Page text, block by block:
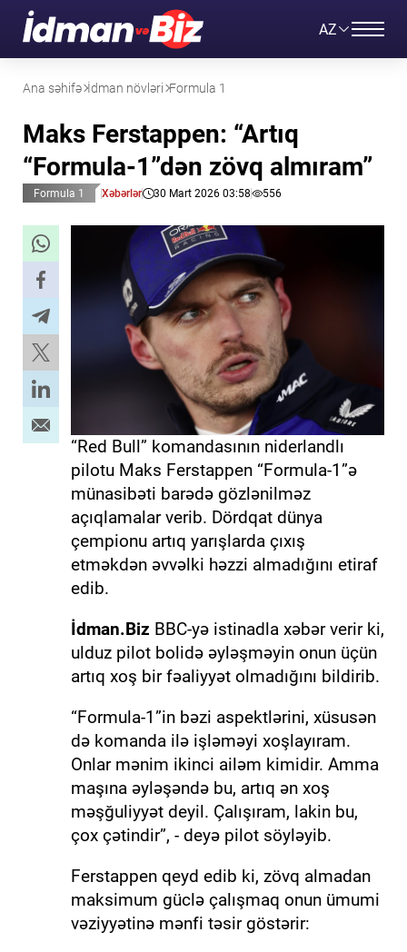
AZ
Ana səhifə İdman növləri Formula 1
Maks Ferstappen: “Artıq
“Formula-1”dən zövq almıram”
Formula 1 Xəbərlər 30 Mart 2026 03:58 556
“Red Bull” komandasının niderlandlı
pilotu Maks Ferstappen “Formula-1”ə
münasibəti barədə gözlənilməz
açıqlamalar verib. Dördqat dünya
çempionu artıq yarışlarda çıxış
etməkdən əvvəlki həzzi almadığını etiraf
edib.
İdman.Biz BBC-yə istinadla xəbər verir ki,
ulduz pilot bolidə əyləşməyin onun üçün
artıq xoş bir fəaliyyət olmadığını bildirib.
“Formula-1”in bəzi aspektlərini, xüsusən
də komanda ilə işləməyi xoşlayıram.
Onlar mənim ikinci ailəm kimidir. Amma
maşına əyləşəndə bu, artıq ən xoş
məşğuliyyət deyil. Çalışıram, lakin bu,
çox çətindir”, - deyə pilot söyləyib.
Ferstappen qeyd edib ki, zövq almadan
maksimum güclə çalışmaq onun ümumi
vəziyyətinə mənfi təsir göstərir: